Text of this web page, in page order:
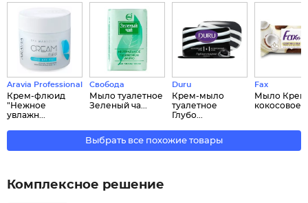
Aravia Professional
Крем-флюид
"Нежное
увлажн...
Свобода
Мыло туалетное
Зеленый ча...
Duru
Крем-мыло
туалетное
Глубо...
Fax
Мыло Крем
кокосовое
Выбрать все похожие товары
Комплексное решение